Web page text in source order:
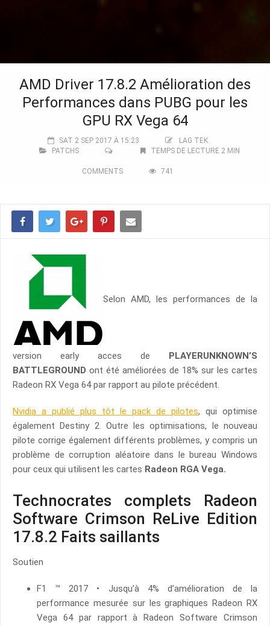
AMD Driver 17.8.2 Amélioration des
Performances dans PUBG pour les
GPU RX Vega 64
SAT 2 SEP 2017 À 15:23
LAG TEK
PATCHS
TEMPS DE LECTURE 2 MIN
COMMENTS 741
Selon AMD, les performances de la
version early acces de PLAYERUNKNOWN’S
BATTLEGROUND ont été améliorées de 18% sur les cartes
Radeon RX Vega 64 par rapport au pilote précédent.
Nvidia a publié plus tôt le pack de pilotes, qui optimise
également Destiny 2. Outre les optimisations, le nouveau
pilote corrige également différents problèmes, y compris un
problème de corruption aléatoire dans le bureau Windows
pour ceux qui utilisent les cartes Radeon RGA Vega.
Technocrates complets Radeon
Software Crimson ReLive Edition
17.8.2 Faits saillants
Soutien
F1 ™ 2017 • Jusqu’à 4% d’amélioration de la
performance mesurée sur les graphiques Radeon RX
Vega 64 par rapport à Radeon Software Crimson